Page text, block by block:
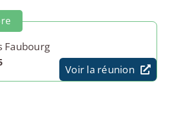
Faubourg
Voir la réunion